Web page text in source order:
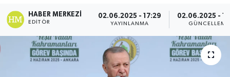
HABER MERKEZI
EDITÖR
02.06.2025 - 17:29
YAYINLANMA
02.06.2025 -
GÜNCELLEME